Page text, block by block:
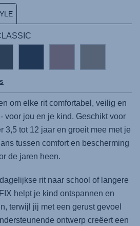
om elke rit comfortabel, veilig en
voor jou en je kind. Geschikt voor
3,5 tot 12 jaar en groeit mee met je
tussen comfort en bescherming
de jaren heen.
rit naar school of langere
helpt je kind ontspannen en
terwijl jij met een gerust gevoel
ontwerp creëert een